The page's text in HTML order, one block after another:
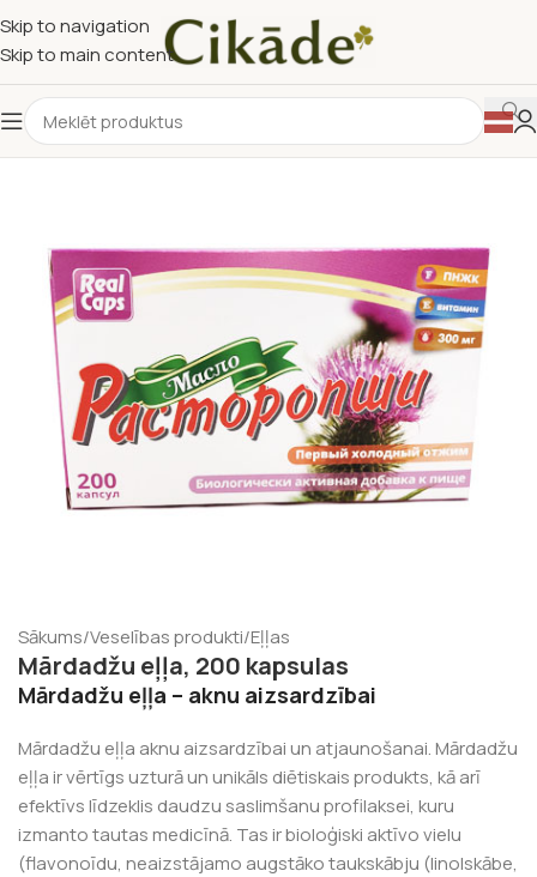
Skip to navigation
Skip to main content
Sākums/Veselības produkti/Eļļas
Mārdadžu eļļa, 200 kapsulas
Mārdadžu eļļa – aknu aizsardzībai
Mārdadžu eļļa aknu aizsardzībai un atjaunošanai. Mārdadžu
eļļa ir vērtīgs uzturā un unikāls diētiskais produkts, kā arī
efektīvs līdzeklis daudzu saslimšanu profilaksei, kuru
izmanto tautas medicīnā. Tas ir bioloģiski aktīvo vielu
(flavonoīdu, neaizstājamo augstāko taukskābju (linolskābe,